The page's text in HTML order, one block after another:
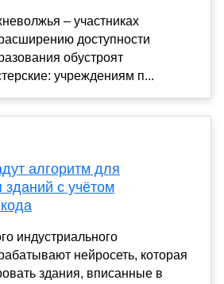
– участниках
доступности
обустроят
учреждениям п...
алгоритм для
зданий с учётом
индустриального
нейросеть, которая
здания, вписанные в